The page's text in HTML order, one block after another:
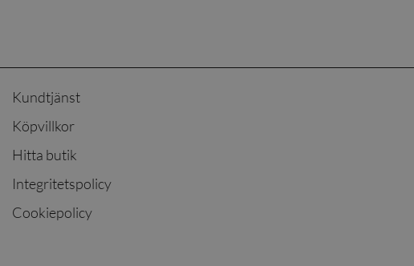
Kundtjänst
Köpvillkor
Hitta butik
Integritetspolicy
Cookiepolicy